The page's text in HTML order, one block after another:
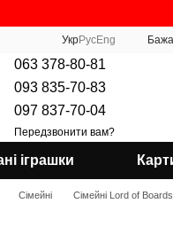
УкрРусEng
063 378-80-81
093 835-70-83
097 837-70-04
Передзвонити вам?
іграшки
Сімейні
Сімейні Lord of Boards